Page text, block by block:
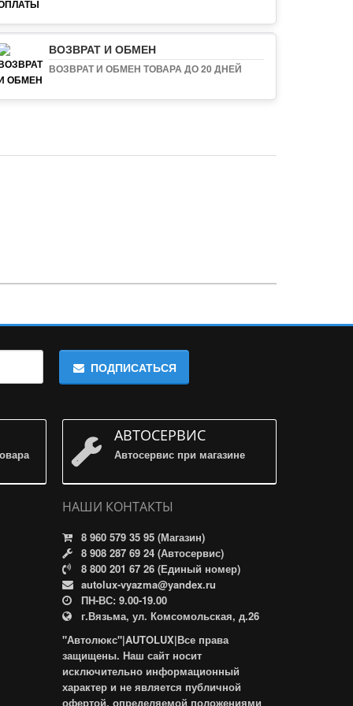
ВОЗВРАТ И ОБМЕН
ВОЗВРАТ И ОБМЕН ТОВАРА ДО 20 ДНЕЙ
ПОДПИСАТЬСЯ
АВТОСЕРВИС
Автосервис при магазине
НАШИ КОНТАКТЫ
8 960 579 35 95 (Магазин)
8 908 287 69 24 (Автосервис)
8 800 201 67 26 (Единый номер)
autolux-vyazma@yandex.ru
ПН-ВС: 9.00-19.00
г.Вязьма, ул. Комсомольская, д.26
"Автолюкс"|AUTOLUX|Все права
защищены. Наш сайт носит
исключительно информационный
характер и не является публичной
офертой, определяемой положениями